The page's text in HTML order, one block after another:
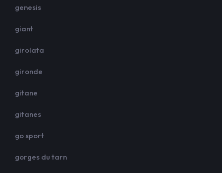
genesis
giant
girolata
gironde
gitane
gitanes
go sport
gorges du tarn